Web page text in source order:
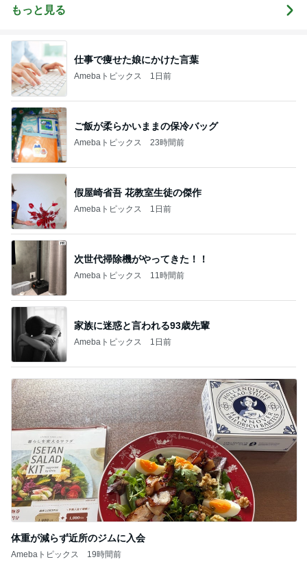
もっと見る
仕事で痩せた娘にかけた言葉
Amebaトピックス 1日前
ご飯が柔らかいままの保冷バッグ
Amebaトピックス 23時間前
假屋崎省吾 花教室生徒の傑作
Amebaトピックス 1日前
次世代掃除機がやってきた！！
Amebaトピックス 11時間前
家族に迷惑と言われる93歳先輩
Amebaトピックス 1日前
体重が減らず近所のジムに入会
Amebaトピックス 19時間前